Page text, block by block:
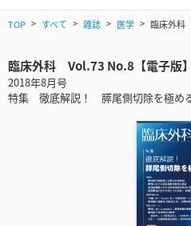
TOP すべて 雑誌 医学 臨床外科
臨床外科 Vol.73 No.8【電子版】
2018年8月号
特集 徹底解説！ 膵尾側切除を極める